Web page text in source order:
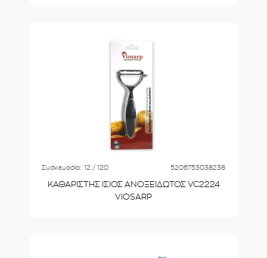
Συσκευασία: 12 / 120 5206753038238
ΚΑΘΑΡΙΣΤΗΣ ΙΣΙΟΣ ΑΝΟΞΕΙΔΩΤΟΣ VC2224
VIOSARP